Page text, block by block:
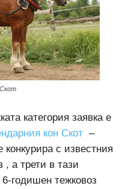
категория заявка е
кон Скот –
с известния
, а трети в тази
годишен тежковоз